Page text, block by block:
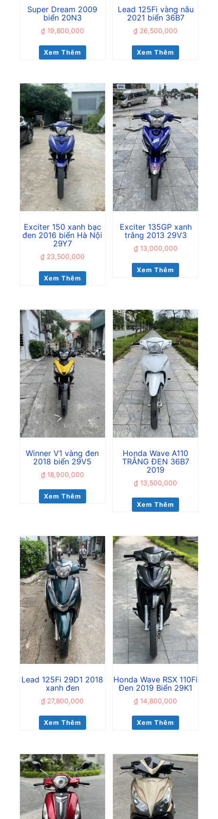
Super Dream 2009
biển 20N3
₫19,800,000
Xem Thêm
Lead 125Fi vàng nâu
2021 biển 36B7
₫ 26,500,000
Xem Thêm
Exciter 150 xanh bạc
đen 2016 biển Hà Nội
29Y7
₫23,500,000
Xem Thêm
Exciter 135GP xanh
trắng 2013 29V3
₫13,000,000
Xem Thêm
Winner V1 vàng đen
2018 biển 29V5
₫18,900,000
Xem Thêm
Honda Wave A110
TRẮNG ĐEN 36B7
2019
₫ 13,500,000
Xem Thêm
Lead 125Fi 29D1 2018
xanh đen
₫ 27,800,000
Xem Thêm
Honda Wave RSX 110Fi
Đen 2019 Biển 29K1
₫ 14,800,000
Xem Thêm